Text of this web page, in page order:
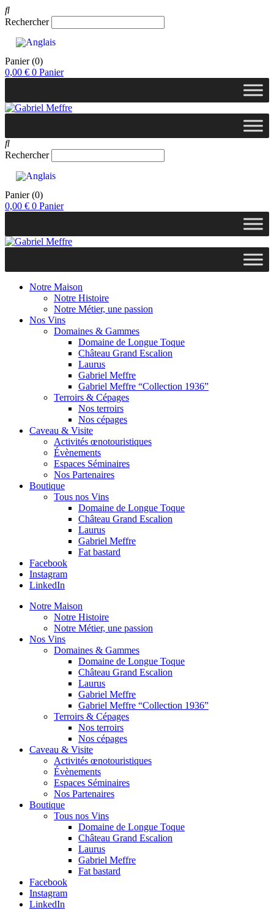
Rechercher
Panier (0)
0,00 € 0 Panier
Rechercher
Panier (0)
0,00 € 0 Panier
Notre Maison
Notre Histoire
Notre Métier, une passion
Nos Vins
Domaines & Gammes
Domaine de Longue Toque
Château Grand Escalion
Laurus
Gabriel Meffre
Gabriel Meffre “Collection 1936”
Terroirs & Cépages
Nos terroirs
Nos cépages
Caveau & Visite
Activités œnotouristiques
Évènements
Espaces Séminaires
Nos Partenaires
Boutique
Tous nos Vins
Domaine de Longue Toque
Château Grand Escalion
Laurus
Gabriel Meffre
Fat bastard
Facebook
Instagram
LinkedIn
Notre Maison
Notre Histoire
Notre Métier, une passion
Nos Vins
Domaines & Gammes
Domaine de Longue Toque
Château Grand Escalion
Laurus
Gabriel Meffre
Gabriel Meffre “Collection 1936”
Terroirs & Cépages
Nos terroirs
Nos cépages
Caveau & Visite
Activités œnotouristiques
Évènements
Espaces Séminaires
Nos Partenaires
Boutique
Tous nos Vins
Domaine de Longue Toque
Château Grand Escalion
Laurus
Gabriel Meffre
Fat bastard
Facebook
Instagram
LinkedIn